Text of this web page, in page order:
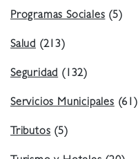
Programas Sociales(5)
Salud (213)
Seguridad(132)
Servicios Municipales(61)
Tributos(5)